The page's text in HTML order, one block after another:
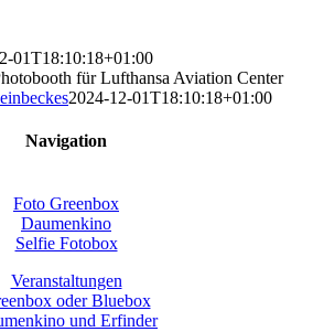
01T18:10:18+01:00
für Lufthansa Aviation Center
2024-12-01T18:10:18+01:00
Navigation
Foto Greenbox
Daumenkino
Selfie Fotobox
Veranstaltungen
oder Bluebox
und Erfinder